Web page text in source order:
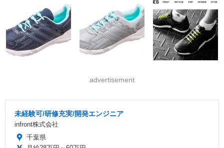
advertisement
未経験可/研修充実/開発エンジニア
infront株式会社
千葉県